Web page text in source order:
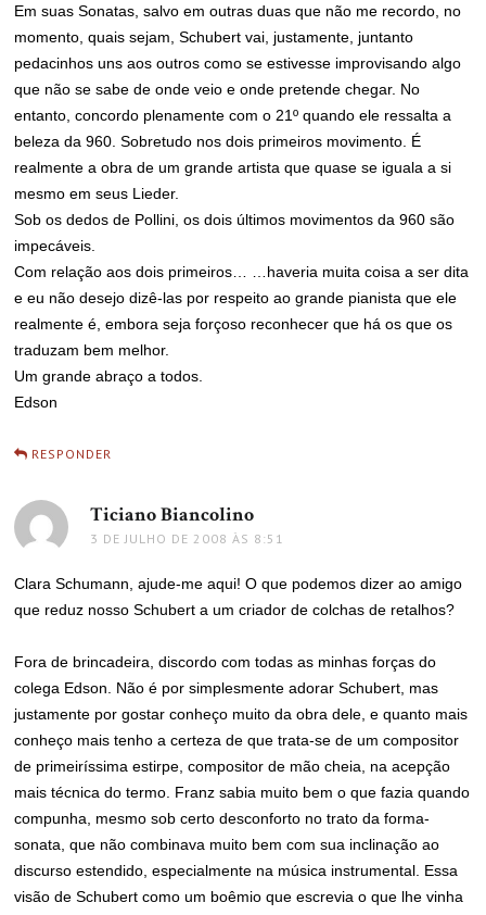
Em suas Sonatas, salvo em outras duas que não me recordo, no
momento, quais sejam, Schubert vai, justamente, juntanto
pedacinhos uns aos outros como se estivesse improvisando algo
que não se sabe de onde veio e onde pretende chegar. No
entanto, concordo plenamente com o 21º quando ele ressalta a
beleza da 960. Sobretudo nos dois primeiros movimento. É
realmente a obra de um grande artista que quase se iguala a si
mesmo em seus Lieder.
Sob os dedos de Pollini, os dois últimos movimentos da 960 são
impecáveis.
Com relação aos dois primeiros… …haveria muita coisa a ser dita
e eu não desejo dizê-las por respeito ao grande pianista que ele
realmente é, embora seja forçoso reconhecer que há os que os
traduzam bem melhor.
Um grande abraço a todos.
Edson
RESPONDER
Ticiano Biancolino
3 DE JULHO DE 2008 ÀS 8:51
Clara Schumann, ajude-me aqui! O que podemos dizer ao amigo
que reduz nosso Schubert a um criador de colchas de retalhos?
Fora de brincadeira, discordo com todas as minhas forças do
colega Edson. Não é por simplesmente adorar Schubert, mas
justamente por gostar conheço muito da obra dele, e quanto mais
conheço mais tenho a certeza de que trata-se de um compositor
de primeiríssima estirpe, compositor de mão cheia, na acepção
mais técnica do termo. Franz sabia muito bem o que fazia quando
compunha, mesmo sob certo desconforto no trato da forma-
sonata, que não combinava muito bem com sua inclinação ao
discurso estendido, especialmente na música instrumental. Essa
visão de Schubert como um boêmio que escrevia o que lhe vinha